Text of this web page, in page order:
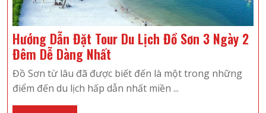
Hướng Dẫn Đặt Tour Du Lịch Đồ Sơn 3 Ngày 2
Đêm Dễ Dàng Nhất
Dẫn
Đặt
Đồ Sơn từ lâu đã được biết đến là một trong những
điểm đến du lịch hấp dẫn nhất miền ...